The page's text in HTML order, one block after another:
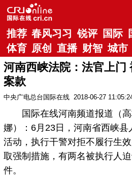
推荐 春风习习 锐评 国际
体育 原创 直播 财智 城市
河南西峡法院：法官上门
案款
中央广电总台国际在线 2018-06-27
国际在线河南频道报道（高
娜）：6月23日，河南省西峡
活动，执行干警对拒不履行生
取强制措施，有两名被执行人
件。